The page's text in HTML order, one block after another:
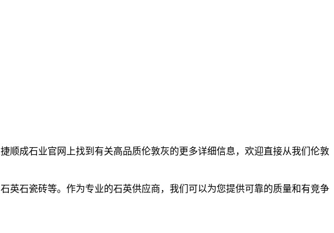
顺成石业官网上找到有关高品质伦敦灰的更多详细信息，欢迎直接从我们伦敦
英石瓷砖等。作为专业的石英供应商，我们可以为您提供可靠的质量和有竞争